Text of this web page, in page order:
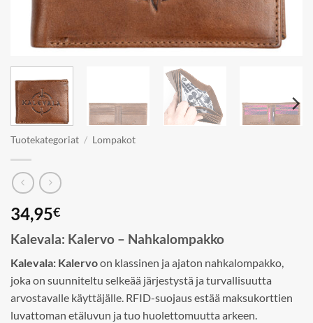
Tuotekategoriat / Lompakot
34,95€
Kalevala: Kalervo – Nahkalompakko
Kalevala: Kalervoon klassinen ja ajaton nahkalompakko,
joka on suunniteltu selkeää järjestystä ja turvallisuutta
arvostavalle käyttäjälle. RFID-suojaus estää maksukorttien
luvattoman etäluvun ja tuo huolettomuutta arkeen.